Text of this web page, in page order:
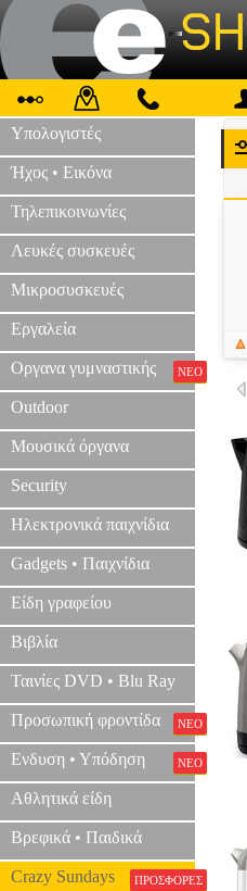
Υπολογιστές
Ήχος • Εικόνα
Τηλεπικοινωνίες
Λευκές συσκευές
Μικροσυσκευές
Εργαλεία
Οργανα γυμναστικής ΝΕΟ
Outdoor
Μουσικά όργανα
Security
Ηλεκτρονικά παιχνίδια
Gadgets • Παιχνίδια
Είδη γραφείου
Βιβλία
Ταινίες DVD • Blu Ray
Προσωπική φροντίδα ΝΕΟ
Ενδυση • Υπόδηση ΝΕΟ
Αθλητικά είδη
Βρεφικά • Παιδικά
Crazy Sundays ΠΡΟΣΦΟΡΕΣ